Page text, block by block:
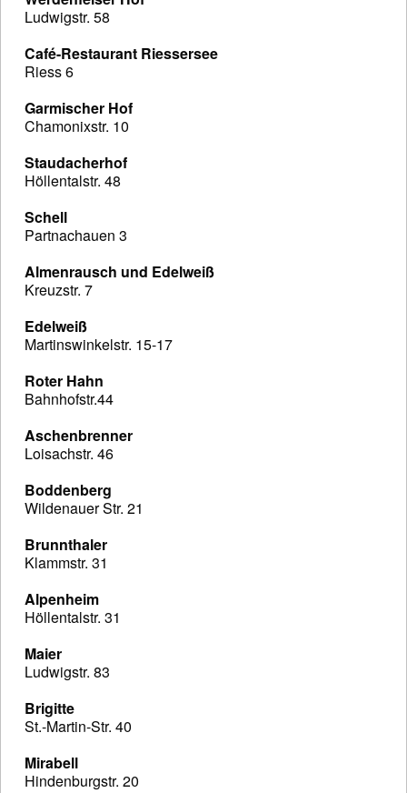
Ludwigstr. 58
Café-Restaurant Riessersee
Riess 6
Garmischer Hof
Chamonixstr. 10
Staudacherhof
Höllentalstr. 48
Schell
Partnachauen 3
Almenrausch und Edelweiß
Kreuzstr. 7
Edelweiß
Martinswinkelstr. 15-17
Roter Hahn
Bahnhofstr.44
Aschenbrenner
Loisachstr. 46
Boddenberg
Wildenauer Str. 21
Brunnthaler
Klammstr. 31
Alpenheim
Höllentalstr. 31
Maier
Ludwigstr. 83
Brigitte
St.-Martin-Str. 40
Mirabell
Hindenburgstr. 20